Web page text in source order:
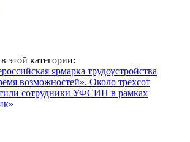
этой категории:
ярмарка трудоустройства
возможностей». Около трехсот
сотрудники УФСИН в рамках